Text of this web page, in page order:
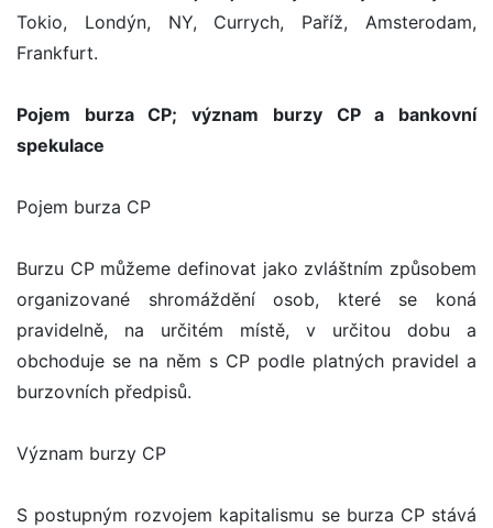
Tokio, Londýn, NY, Currych, Paříž, Amsterodam,
Frankfurt.
Pojem burza CP; význam burzy CP a bankovní
spekulace
Pojem burza CP
Burzu CP můžeme definovat jako zvláštním způsobem
organizované shromáždění osob, které se koná
pravidelně, na určitém místě, v určitou dobu a
obchoduje se na něm s CP podle platných pravidel a
burzovních předpisů.
Význam burzy CP
S postupným rozvojem kapitalismu se burza CP stává